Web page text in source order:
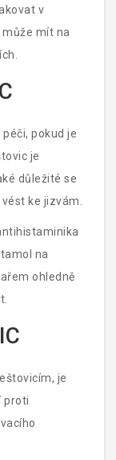
v
může mít na
pokud je
je
důležité se
ke jizvám.
na
ohledně
je
proti